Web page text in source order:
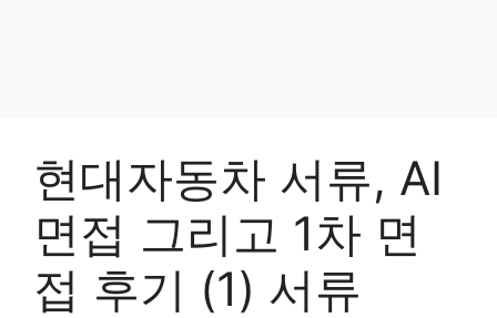
현대자동차 서류, AI
면접 그리고 1차 면
접 후기 (1) 서류